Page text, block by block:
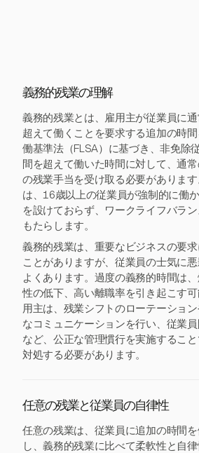
義務的残業の理解
義務的残業とは、雇用主が従業員に
超えて働くことを要求する追加の時
働基準法（FLSA）に基づき、非免除
間を超えて働いた時間に対して、通
の残業手当を受け取る必要がありま
は、16歳以上の従業員が強制的に働
を設けておらず、ワークライフバラ
もたらします。
義務的残業は、重要なビジネスの要
ことがありますが、従業員の士気に
よくあります。過度の義務的時間は
性の低下、高い離職率を引き起こす
用主は、残業シフトのローテーショ
なコミュニケーションを行い、従業
など、公正な管理慣行を実施するこ
対処する必要があります。
任意の残業と従業員の自律性
任意の残業は、従業員に追加の時間
し、義務的残業に比べて柔軟性と自